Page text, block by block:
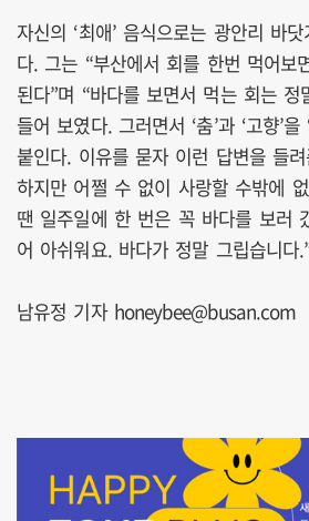
자신의 ‘최애’ 음식으로는 광안리 바
다. 그는 “부산에서 회를 한번 먹어보
된다”며 “바다를 보면서 먹는 회는 정
들어 보였다. 그러면서 ‘춤’과 ‘고향’
붙인다. 이유를 묻자 이런 답변을 들
하지만 어쩔 수 없이 사랑할 수밖에
땐 일주일에 한 번은 꼭 바다를 보러
어 아쉬워요. 바다가 정말 그립습니다
남유정 기자 honeybee@busan.com